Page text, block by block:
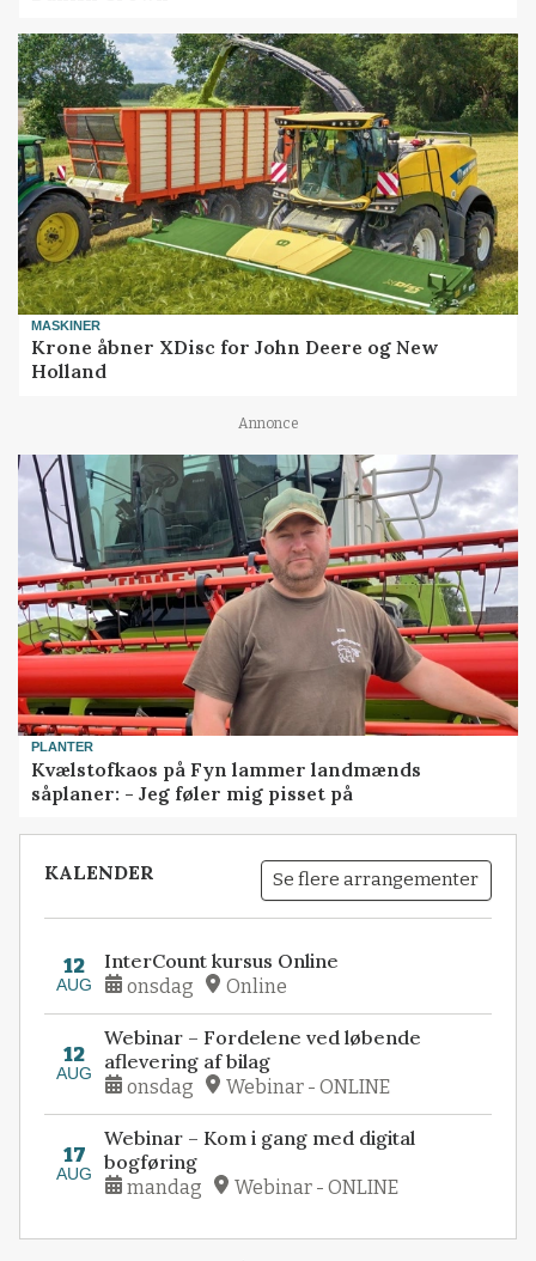
MASKINER
Krone åbner XDisc for John Deere og New
Holland
Annonce
PLANTER
Kvælstofkaos på Fyn lammer landmænds
såplaner: - Jeg føler mig pisset på
KALENDER Se flere arrangementer
12
AUG
InterCount kursus Online
onsdag Online
12
AUG
Webinar – Fordelene ved løbende
aflevering af bilag
onsdag Webinar - ONLINE
17
AUG
Webinar – Kom i gang med digital
bogføring
mandag Webinar - ONLINE